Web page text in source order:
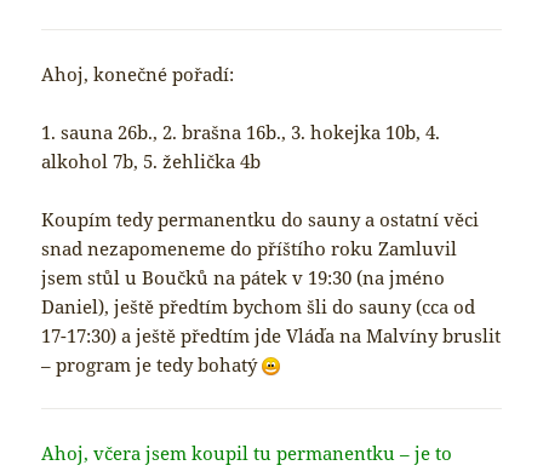
Ahoj, konečné pořadí:
1. sauna 26b., 2. brašna 16b., 3. hokejka 10b, 4.
alkohol 7b, 5. žehlička 4b
Koupím tedy permanentku do sauny a ostatní věci
snad nezapomeneme do příštího roku Zamluvil
jsem stůl u Boučků na pátek v 19:30 (na jméno
Daniel), ještě předtím bychom šli do sauny (cca od
17-17:30) a ještě předtím jde Vláďa na Malvíny bruslit
– program je tedy bohatý
Ahoj, včera jsem koupil tu permanentku – je to